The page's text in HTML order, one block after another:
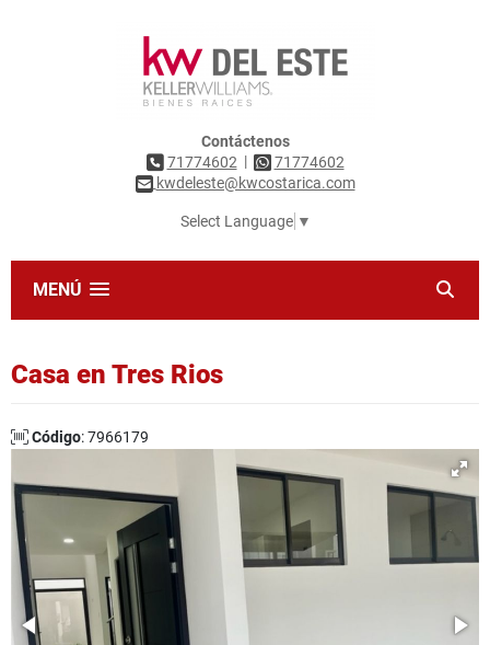
Contáctenos
71774602 |
71774602
kwdeleste@kwcostarica.com
Select Language ▼
MENÚ
Casa en Tres Rios
Código: 7966179